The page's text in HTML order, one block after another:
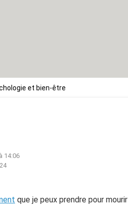
et bien-être
14:06
que je peux prendre pour mourir